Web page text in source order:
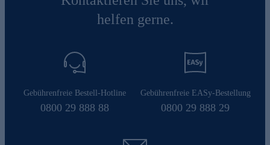
helfen gerne.
Gebührenfreie Bestell-Hotline
0800 29 888 88
Gebührenfreie EASy-Bestellung
0800 29 888 29